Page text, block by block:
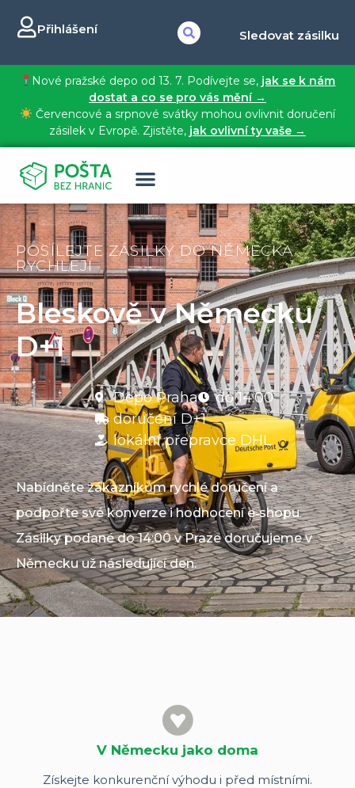
Přihlášení Sledovat zásilku
Nové pražské depo od 13. 7. Podívejte se, jak se k nám
dostat a co se pro vás mění →
Červencové a srpnové svátky mohou ovlivnit doručení
zásilek v Evropě. Zjistěte, jak ovlivní ty vaše →
POSÍLEJTE ZÁSILKY DO NĚMECKA
RYCHLEJI
Bleskově v Německu
D+1
Depo Praha
do 14:00
doručení D+1
lokální přepravce DHL
Nabídněte zákazníkům rychlé doručení a
podpořte své konverze i hodnocení e‑shopu.
Zásilky podané do 14:00 v Praze doručujeme v
Německu už následující den.
V Německu jako doma
Získejte konkurenční výhodu i před místními.